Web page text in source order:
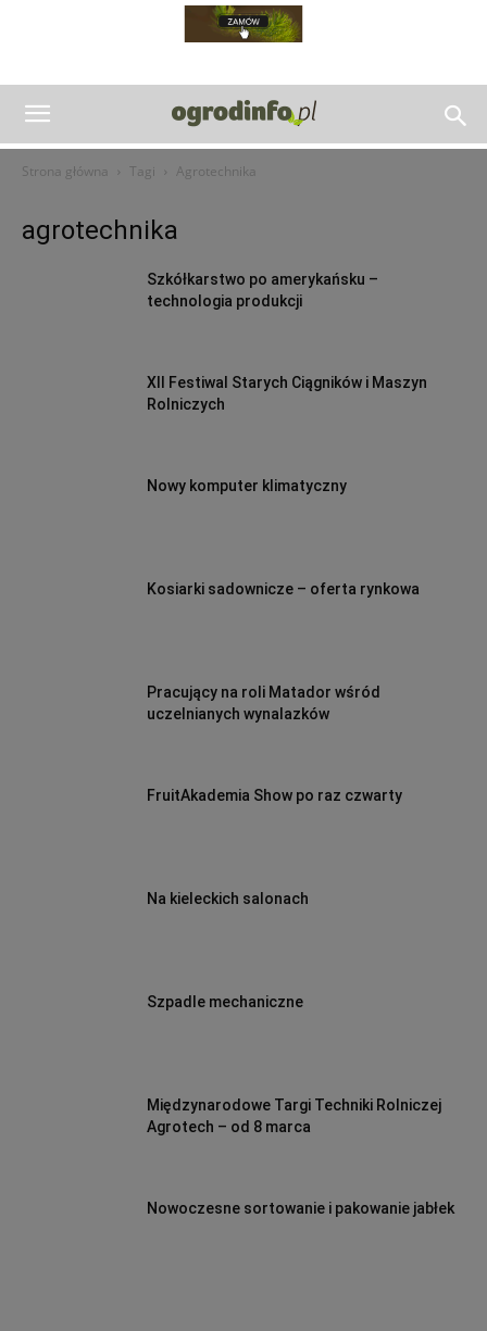
Strona główna Tagi Agrotechnika
agrotechnika
Szkółkarstwo po amerykańsku –
technologia produkcji
XII Festiwal Starych Ciągników i Maszyn
Rolniczych
Nowy komputer klimatyczny
Kosiarki sadownicze – oferta rynkowa
Pracujący na roli Matador wśród
uczelnianych wynalazków
FruitAkademia Show po raz czwarty
Na kieleckich salonach
Szpadle mechaniczne
Międzynarodowe Targi Techniki Rolniczej
Agrotech – od 8 marca
Nowoczesne sortowanie i pakowanie jabłek